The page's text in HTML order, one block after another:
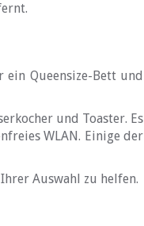
Queensize-Bett und
und Toaster. Es
WLAN. Einige der
Auswahl zu helfen.